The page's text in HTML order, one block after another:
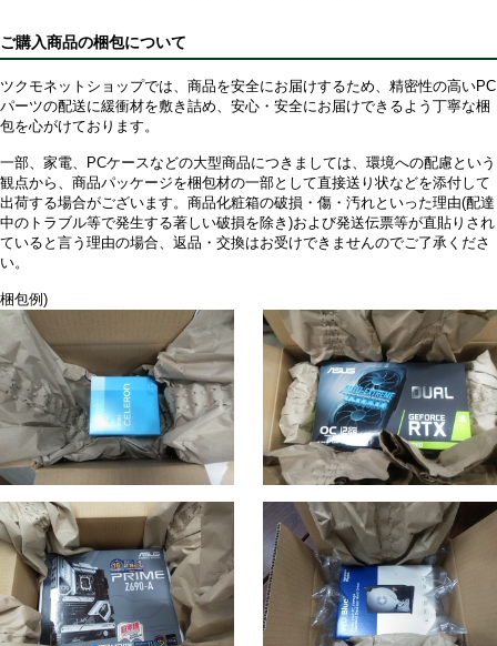
ご購入商品の梱包について
ツクモネットショップでは、商品を安全にお届けするため、精密性の高いPC
パーツの配送に緩衝材を敷き詰め、安心・安全にお届けできるよう丁寧な梱
包を心がけております。
一部、家電、PCケースなどの大型商品につきましては、環境への配慮という
観点から、商品パッケージを梱包材の一部として直接送り状などを添付して
出荷する場合がございます。商品化粧箱の破損・傷・汚れといった理由(配達
中のトラブル等で発生する著しい破損を除き)および発送伝票等が直貼りされ
ていると言う理由の場合、返品・交換はお受けできませんのでご了承くださ
い。
梱包例)